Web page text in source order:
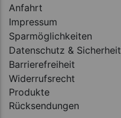
Anfahrt
Impressum
Sparmöglichkeiten
Datenschutz & Sicherheit
Barrierefreiheit
Widerrufsrecht
Produkte
Rücksendungen